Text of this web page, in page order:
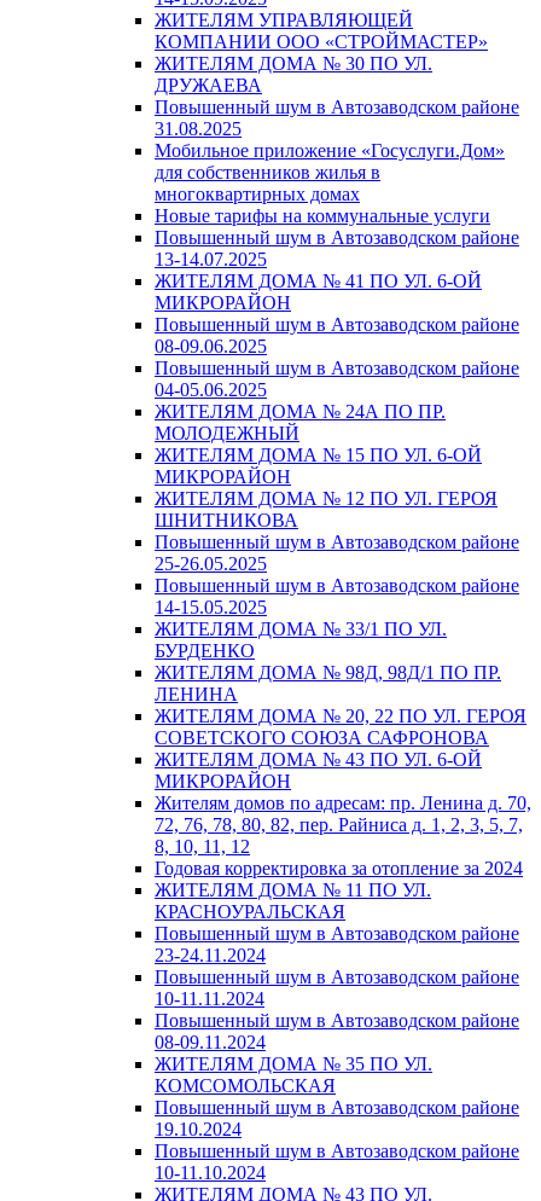
ЖИТЕЛЯМ УПРАВЛЯЮЩЕЙ
КОМПАНИИ ООО «СТРОЙМАСТЕР»
ЖИТЕЛЯМ ДОМА № 30 ПО УЛ.
ДРУЖАЕВА
Повышенный шум в Автозаводском районе
31.08.2025
Мобильное приложение «Госуслуги.Дом»
для собственников жилья в
многоквартирных домах
Новые тарифы на коммунальные услуги
Повышенный шум в Автозаводском районе
13-14.07.2025
ЖИТЕЛЯМ ДОМА № 41 ПО УЛ. 6-ОЙ
МИКРОРАЙОН
Повышенный шум в Автозаводском районе
08-09.06.2025
Повышенный шум в Автозаводском районе
04-05.06.2025
ЖИТЕЛЯМ ДОМА № 24А ПО ПР.
МОЛОДЕЖНЫЙ
ЖИТЕЛЯМ ДОМА № 15 ПО УЛ. 6-ОЙ
МИКРОРАЙОН
ЖИТЕЛЯМ ДОМА № 12 ПО УЛ. ГЕРОЯ
ШНИТНИКОВА
Повышенный шум в Автозаводском районе
25-26.05.2025
Повышенный шум в Автозаводском районе
14-15.05.2025
ЖИТЕЛЯМ ДОМА № 33/1 ПО УЛ.
БУРДЕНКО
ЖИТЕЛЯМ ДОМА № 98Д, 98Д/1 ПО ПР.
ЛЕНИНА
ЖИТЕЛЯМ ДОМА № 20, 22 ПО УЛ. ГЕРОЯ
СОВЕТСКОГО СОЮЗА САФРОНОВА
ЖИТЕЛЯМ ДОМА № 43 ПО УЛ. 6-ОЙ
МИКРОРАЙОН
Жителям домов по адресам: пр. Ленина д. 70,
72, 76, 78, 80, 82, пер. Райниса д. 1, 2, 3, 5, 7,
8, 10, 11, 12
Годовая корректировка за отопление за 2024
ЖИТЕЛЯМ ДОМА № 11 ПО УЛ.
КРАСНОУРАЛЬСКАЯ
Повышенный шум в Автозаводском районе
23-24.11.2024
Повышенный шум в Автозаводском районе
10-11.11.2024
Повышенный шум в Автозаводском районе
08-09.11.2024
ЖИТЕЛЯМ ДОМА № 35 ПО УЛ.
КОМСОМОЛЬСКАЯ
Повышенный шум в Автозаводском районе
19.10.2024
Повышенный шум в Автозаводском районе
10-11.10.2024
ЖИТЕЛЯМ ДОМА № 43 ПО УЛ.